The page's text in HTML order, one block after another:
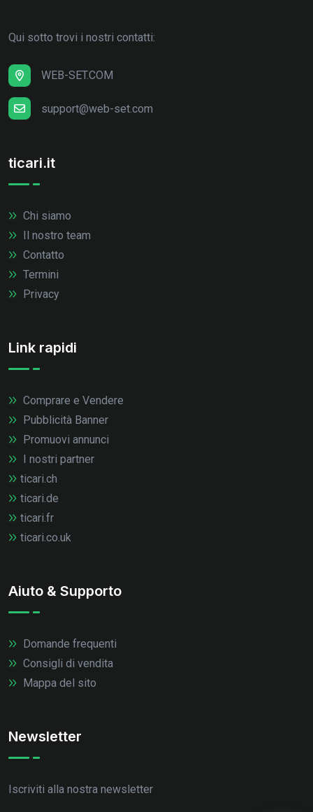
Qui sotto trovi i nostri contatti:
WEB-SET.COM
support@web-set.com
ticari.it
Chi siamo
Il nostro team
Contatto
Termini
Privacy
Link rapidi
Comprare e Vendere
Pubblicità Banner
Promuovi annunci
I nostri partner
ticari.ch
ticari.de
ticari.fr
ticari.co.uk
Aiuto & Supporto
Domande frequenti
Consigli di vendita
Mappa del sito
Newsletter
Iscriviti alla nostra newsletter